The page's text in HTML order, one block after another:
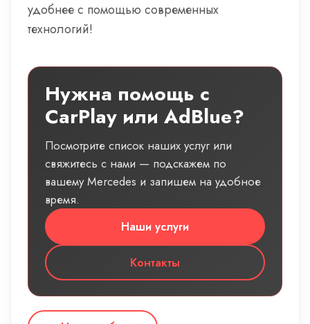
удобнее с помощью современных
технологий!
Нужна помощь с
CarPlay или AdBlue?
Посмотрите список наших услуг или
свяжитесь с нами — подскажем по
вашему Mercedes и запишем на удобное
время.
Наши услуги
Контакты